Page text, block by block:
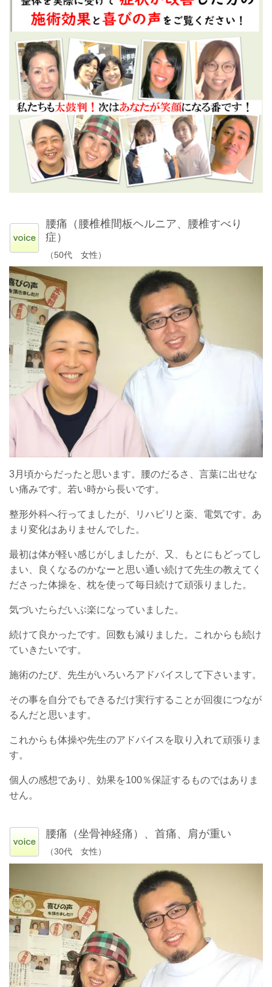
腰痛（腰椎椎間板ヘルニア、腰椎すべり
症）
（50代 女性）
3月頃からだったと思います。腰のだるさ、言葉に出せな
い痛みです。若い時から長いです。
整形外科へ行ってましたが、リハビリと薬、電気です。あ
まり変化はありませんでした。
最初は体が軽い感じがしましたが、又、もとにもどってし
まい、良くなるのかなーと思い通い続けて先生の教えてく
ださった体操を、枕を使って毎日続けて頑張りました。
気づいたらだいぶ楽になっていました。
続けて良かったです。回数も減りました。これからも続け
ていきたいです。
施術のたび、先生がいろいろアドバイスして下さいます。
その事を自分でもできるだけ実行することが回復につなが
るんだと思います。
これからも体操や先生のアドバイスを取り入れて頑張りま
す。
個人の感想であり、効果を100％保証するものではありま
せん。
腰痛（坐骨神経痛）、首痛、肩が重い
（30代 女性）